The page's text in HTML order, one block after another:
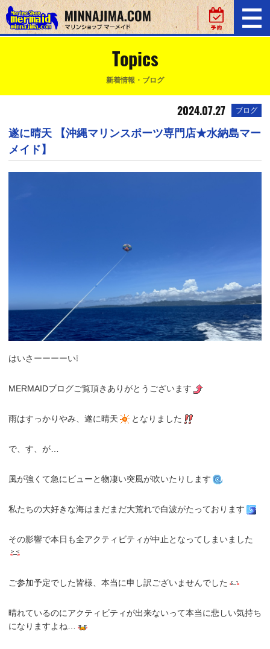
Topics
新着情報・ブログ
2024.07.27 ブログ
遂に晴天 【沖縄マリンスポーツ専門店★水納島マー
メイド】
はいさーーーーい❕
MERMAIDブログご覧頂きありがとうございます
雨はすっかりやみ、遂に晴天 となりました
で、す、が…
風が強くて急にビューと物凄い突風が吹いたりします
私たちの大好きな海はまだまだ大荒れで白波がたっております
その影響で本日も全アクティビティが中止となってしまいました
ご参加予定でした皆様、本当に申し訳ございませんでした
晴れているのにアクティビティが出来ないって本当に悲しい気持ち
になりますよね…